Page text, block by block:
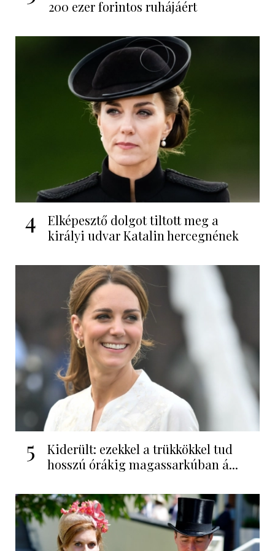
200 ezer forintos ruhájáért
4
Elképesztő dolgot tiltott meg a
királyi udvar Katalin hercegnének
5
Kiderült: ezekkel a trükkökkel tud
hosszú órákig magassarkúban á...